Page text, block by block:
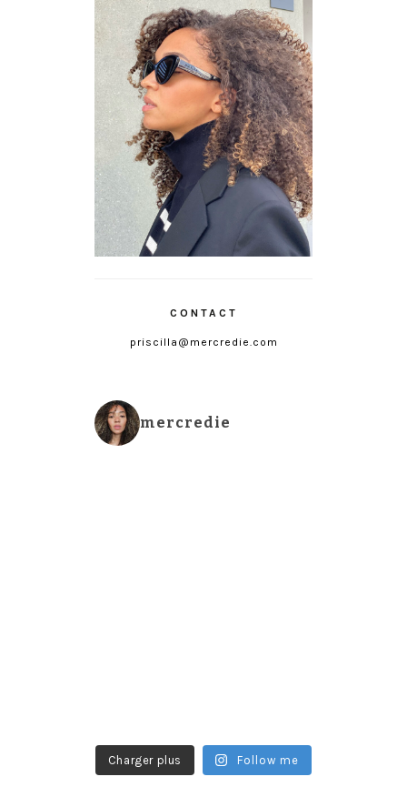
CONTACT
priscilla@mercredie.com
mercredie
Charger plus Follow me